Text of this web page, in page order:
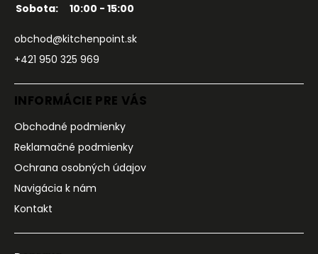
Sobota:
10:00 - 15:00
obchod@kitchenpoint.sk
+421 950 325 969
INFORMÁCIE PRE VÁS
Obchodné podmienky
Reklamačné podmienky
Ochrana osobných údajov
Navigácia k nám
Kontakt